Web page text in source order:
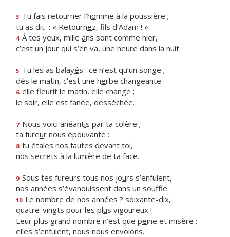
3 Tu fais retourner l’homme à la poussière ;
tu as dit : « Retournez, fils d’Adam ! »
4 À tes yeux, mille ans sont comme hier,
c’est un jour qui s’en va, une heure dans la nuit.
5 Tu les as balayés : ce n’est qu’un songe ;
dès le matin, c’est une herbe changeante :
6 elle fleurit le matin, elle change ;
le soir, elle est fanée, desséchée.
7 Nous voici anéantis par ta colère ;
ta fureur nous épouvante :
8 tu étales nos fautes devant toi,
nos secrets à la lumière de ta face.
9 Sous tes fureurs tous nos jours s’enfuient,
nos années s’évanouissent dans un souffle.
10 Le nombre de nos années ? soixante-dix,
quatre-vingts pour les plus vigoureux !
Leur plus grand nombre n’est que peine et misère ;
elles s’enfuient, nous nous envolons.